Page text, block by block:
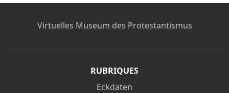
Virtuelles Museum des Protestantismus
RUBRIQUES
Eckdaten